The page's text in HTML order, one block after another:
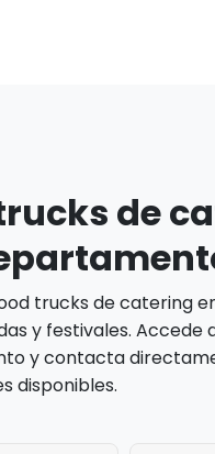
de
trucks de catering
y festivales. Accede
y contacta
disponibles.